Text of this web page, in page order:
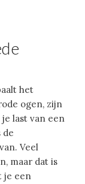
het
ogen, zijn
last van een
de
Veel
maar dat is
je een